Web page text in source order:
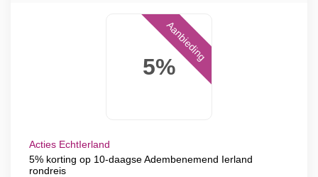
5%
Aanbieding
Acties EchtIerland
5% korting op 10-daagse Adembenemend Ierland
rondreis